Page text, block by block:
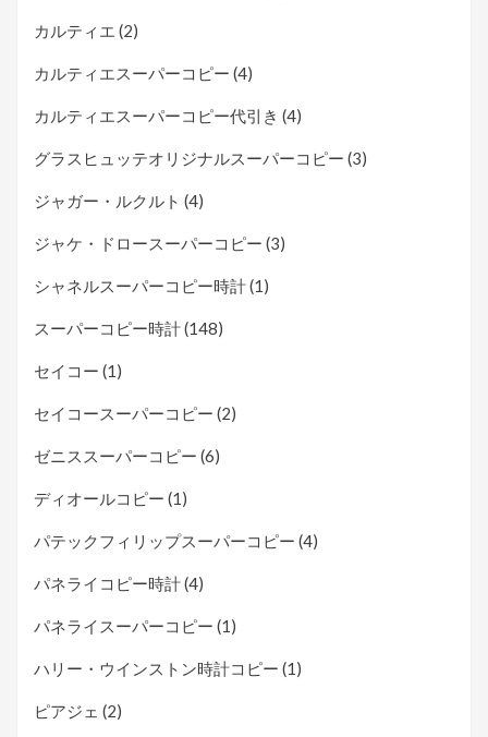
カルティエ (2)
カルティエスーパーコピー (4)
カルティエスーパーコピー代引き (4)
グラスヒュッテオリジナルスーパーコピー (3)
ジャガー・ルクルト (4)
ジャケ・ドロースーパーコピー (3)
シャネルスーパーコピー時計(1)
スーパーコピー時計(148)
セイコー (1)
セイコースーパーコピー (2)
ゼニススーパーコピー (6)
ディオールコピー (1)
パテックフィリップスーパーコピー (4)
パネライコピー時計(4)
パネライスーパーコピー (1)
ハリー・ウインストン時計コピー (1)
ピアジェ (2)